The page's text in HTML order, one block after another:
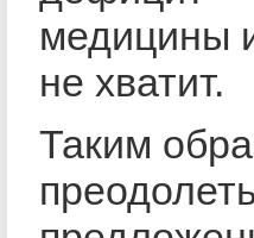
медицины
не хватит.
Таким